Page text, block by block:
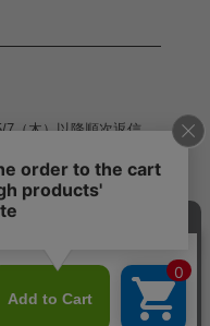
（木）以降順次返信
お電話でのお問い合
す。